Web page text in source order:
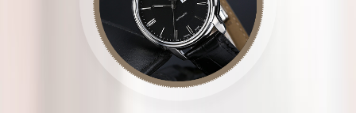
辽宁省锦州市古塔区中央大街天梭售后服务中心（需提前预约）
辽宁省辽阳市白塔区新运大街天梭售后服务中心（需提前预约）
辽宁省铁岭市银州区南马路天梭售后服务中心（需提前预约）